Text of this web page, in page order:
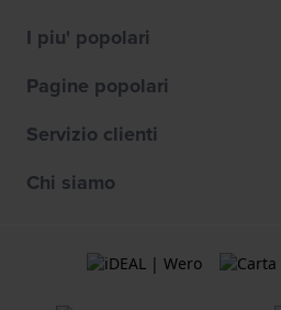
I piu' popolari
Pagine popolari
Servizio clienti
Chi siamo